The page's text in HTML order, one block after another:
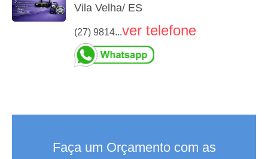
Vila Velha/ ES
(27) 9814...ver telefone
Faça um Orçamento com as